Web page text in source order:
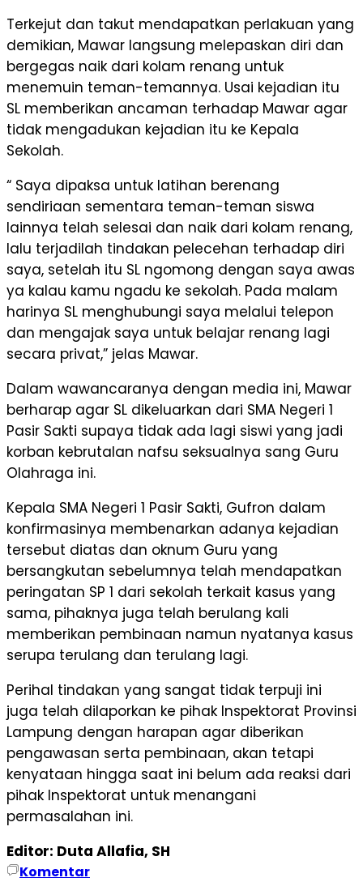
Terkejut dan takut mendapatkan perlakuan yang
demikian, Mawar langsung melepaskan diri dan
bergegas naik dari kolam renang untuk
menemuin teman-temannya. Usai kejadian itu
SL memberikan ancaman terhadap Mawar agar
tidak mengadukan kejadian itu ke Kepala
Sekolah.
“ Saya dipaksa untuk latihan berenang
sendiriaan sementara teman-teman siswa
lainnya telah selesai dan naik dari kolam renang,
lalu terjadilah tindakan pelecehan terhadap diri
saya, setelah itu SL ngomong dengan saya awas
ya kalau kamu ngadu ke sekolah. Pada malam
harinya SL menghubungi saya melalui telepon
dan mengajak saya untuk belajar renang lagi
secara privat,” jelas Mawar.
Dalam wawancaranya dengan media ini, Mawar
berharap agar SL dikeluarkan dari SMA Negeri 1
Pasir Sakti supaya tidak ada lagi siswi yang jadi
korban kebrutalan nafsu seksualnya sang Guru
Olahraga ini.
Kepala SMA Negeri 1 Pasir Sakti, Gufron dalam
konfirmasinya membenarkan adanya kejadian
tersebut diatas dan oknum Guru yang
bersangkutan sebelumnya telah mendapatkan
peringatan SP 1 dari sekolah terkait kasus yang
sama, pihaknya juga telah berulang kali
memberikan pembinaan namun nyatanya kasus
serupa terulang dan terulang lagi.
Perihal tindakan yang sangat tidak terpuji ini
juga telah dilaporkan ke pihak Inspektorat Provinsi
Lampung dengan harapan agar diberikan
pengawasan serta pembinaan, akan tetapi
kenyataan hingga saat ini belum ada reaksi dari
pihak Inspektorat untuk menangani
permasalahan ini.
Editor: Duta Allafia, SH
Komentar